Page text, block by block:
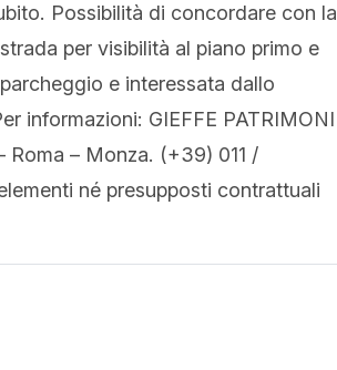
Possibilità di concordare con la
per visibilità al piano primo e
e interessata dallo
informazioni: GIEFFE PATRIMONI
Roma – Monza. (+39) 011 /
né presupposti contrattuali